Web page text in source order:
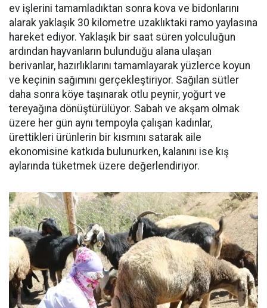
ev işlerini tamamladıktan sonra kova ve bidonlarını
alarak yaklaşık 30 kilometre uzaklıktaki ramo yaylasına
hareket ediyor. Yaklaşık bir saat süren yolculuğun
ardından hayvanların bulunduğu alana ulaşan
berivanlar, hazırlıklarını tamamlayarak yüzlerce koyun
ve keçinin sağımını gerçekleştiriyor. Sağılan sütler
daha sonra köye taşınarak otlu peynir, yoğurt ve
tereyağına dönüştürülüyor. Sabah ve akşam olmak
üzere her gün aynı tempoyla çalışan kadınlar,
ürettikleri ürünlerin bir kısmını satarak aile
ekonomisine katkıda bulunurken, kalanını ise kış
aylarında tüketmek üzere değerlendiriyor.